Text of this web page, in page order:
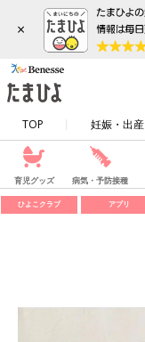
×
TOP 妊娠・出産
育児グッズ 病気・予防接種
ひよこクラブ アプリ